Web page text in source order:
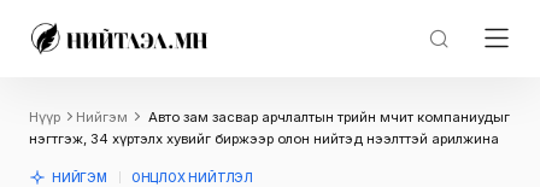
Нүүр Нийгэм
Авто зам засвар арчлалтын төрийн өмчит компаниудыг
нэгтгэж, 34 хүртэлх хувийг биржээр олон нийтэд нээлттэй арилжина
НИЙГЭМ ОНЦЛОХ НИЙТЛЭЛ